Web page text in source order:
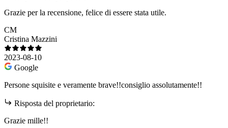
Grazie per la recensione, felice di essere stata utile.
CM
Cristina Mazzini
2023-08-10
Google
Persone squisite e veramente brave!!consiglio assolutamente!!
Risposta del proprietario:
Grazie mille!!